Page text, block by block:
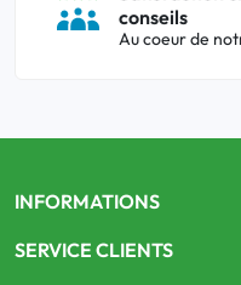
conseils
Au coeur de
INFORMATIONS
SERVICE CLIENTS